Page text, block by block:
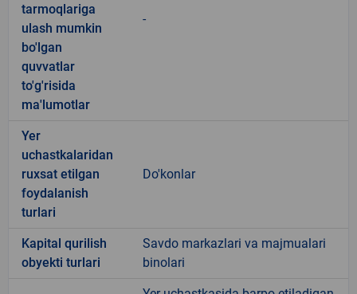
tarmoqlariga
ulash mumkin
bo'lgan
quvvatlar
to'g'risida
ma'lumotlar
-
Yer
uchastkalaridan
ruxsat etilgan
foydalanish
turlari
Do'konlar
Kapital qurilish
obyekti turlari
Savdo markazlari va majmualari
binolari